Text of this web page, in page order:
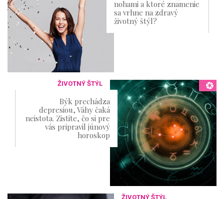
nohami a ktoré znamenie
sa vrhne na zdravý
životný štýl?
ŽIVOTNÝ ŠTÝL
Býk prechádza
depresiou, Váhy čaká
neistota. Zistite, čo si pre
vás pripravil júnový
horoskop
ŽIVOTNÝ ŠTÝL